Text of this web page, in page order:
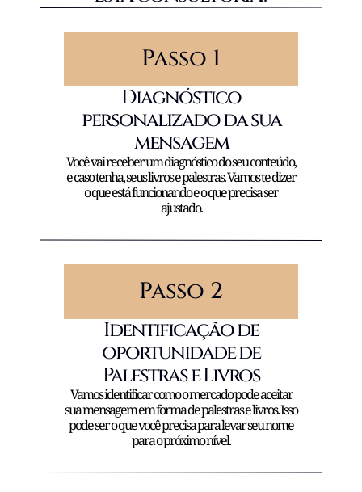
Passo 1
Diagnóstico
personalizado da sua
mensagem
Você vai receber um diagnóstico do seu conteúdo,
e caso tenha, seus livros e palestras. Vamos te dizer
o que está funcionando e o que precisa ser
ajustado.
Passo 2
Identificação de
oportunidade de
Palestras e Livros
Vamos identificar como o mercado pode aceitar
sua mensagem em forma de palestras e livros. Isso
pode ser o que você precisa para levar seu nome
para o próximo nível.